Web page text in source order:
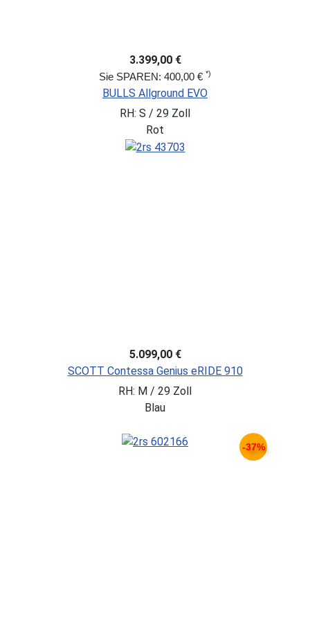
3.399,00 €
Sie SPAREN: 400,00 € *)
BULLS Allground EVO
RH: S / 29 Zoll
Rot
5.099,00 €
SCOTT Contessa Genius eRIDE 910
RH: M / 29 Zoll
Blau
-37%